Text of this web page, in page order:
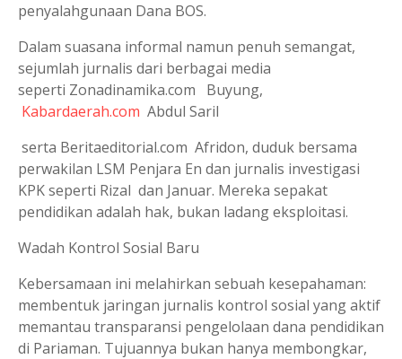
penyalahgunaan Dana BOS.
Dalam suasana informal namun penuh semangat,
sejumlah jurnalis dari berbagai media
seperti Zonadinamika.com Buyung,
Kabardaerah.com Abdul Saril
serta Beritaeditorial.com Afridon, duduk bersama
perwakilan LSM Penjara En dan jurnalis investigasi
KPK seperti Rizal dan Januar. Mereka sepakat
pendidikan adalah hak, bukan ladang eksploitasi.
Wadah Kontrol Sosial Baru
Kebersamaan ini melahirkan sebuah kesepahaman:
membentuk jaringan jurnalis kontrol sosial yang aktif
memantau transparansi pengelolaan dana pendidikan
di Pariaman. Tujuannya bukan hanya membongkar,